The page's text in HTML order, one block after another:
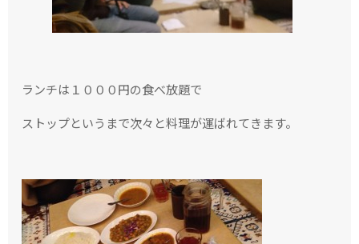
ランチは１０００円の食べ放題で
ストップというまで次々と料理が運ばれてきます。